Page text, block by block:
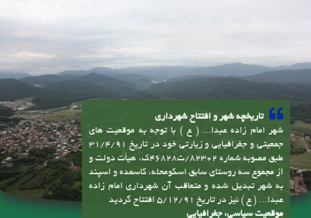
جمعیتی و جغرافیایی و زیارتی خود در تاریخ 31/4/91
طبق مصوبه شماره 82302/ت46828ک، هیأت دولت و
از مجموع سه روستای سابق اسکومحله، کاسمده و اسپند
به شهر تبدیل شده و متعاقب آن شهرداری امام زاده
عبدا... ( ع ) نیز در تاریخ 5/12/91 افتتاح گردید
موقعیت سیاسی، جغرافیایی
شهر امام زاده عبدا... ( ع ) در استان مازندران،
شهرستان آمل و بخش امام زاده عبدا... ( ع ) قرار
داشته و از نظر جغرافیایی در جنوب شهر آمل و در
ابتدای منطقه جنگلی حد فاصل بین کوه و جنگل به
صورت شهری در اقلیم معتدل و مرطوب با پوشش
گیاهی جنگلی شکل گرفته است. محدوده این شهر با
پیوندها
سامانه انتشار و دسترسی آزاد به اطلاعات